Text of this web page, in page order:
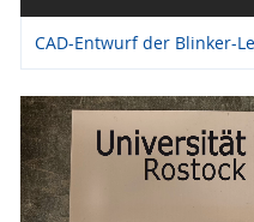
CAD-Entwurf der Blinker-